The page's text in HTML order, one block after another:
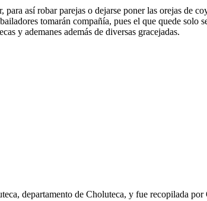
así robar parejas o dejarse poner las orejas de
tomarán compañía, pues el que quede solo
y ademanes además de diversas gracejadas.
departamento de Choluteca, y fue recopilada